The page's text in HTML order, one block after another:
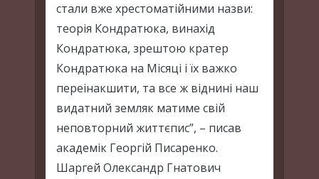
стали вже хрестоматійними назви:
теорія Кондратюка, винахід
Кондратюка, зрештою кратер
Кондратюка на Місяці і їх важко
переінакшити, та все ж віднині наш
видатний земляк матиме свій
неповторний життєпис”, – писав
академік Георгій Писаренко.
Шаргей Олександр Гнатович